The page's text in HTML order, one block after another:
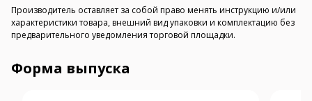
Производитель оставляет за собой право менять инструкцию и/или
характеристики товара, внешний вид упаковки и комплектацию без
предварительного уведомления торговой площадки.
Форма выпуска